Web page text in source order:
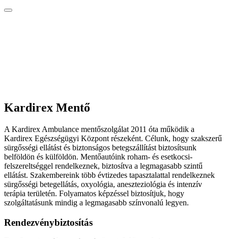
Kardirex Mentő
A Kardirex Ambulance mentőszolgálat 2011 óta működik a
Kardirex Egészségügyi Központ részeként. Célunk, hogy szakszerű
sürgősségi ellátást és biztonságos betegszállítást biztosítsunk
belföldön és külföldön. Mentőautóink roham- és esetkocsi-
felszereltséggel rendelkeznek, biztosítva a legmagasabb szintű
ellátást. Szakembereink több évtizedes tapasztalattal rendelkeznek
sürgősségi betegellátás, oxyológia, aneszteziológia és intenzív
terápia területén. Folyamatos képzéssel biztosítjuk, hogy
szolgáltatásunk mindig a legmagasabb színvonalú legyen.
Rendezvénybiztosítás